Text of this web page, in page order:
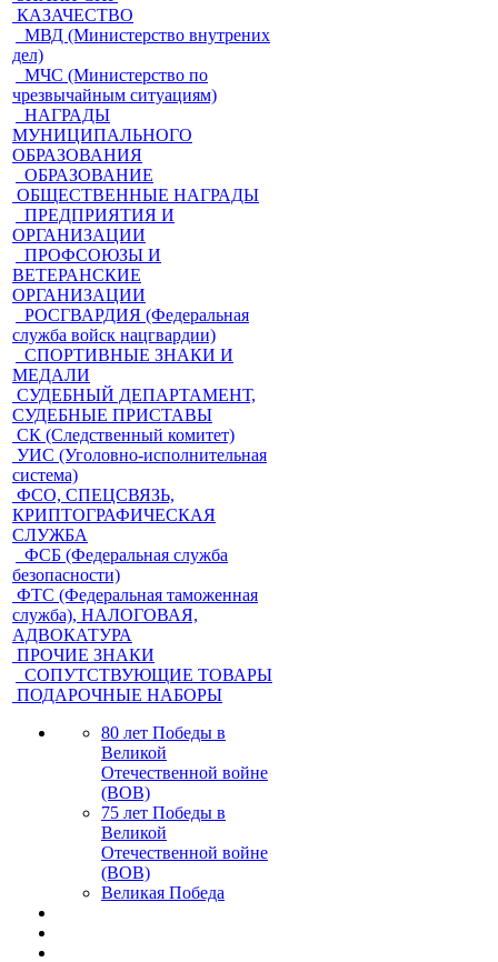
КАЗАЧЕСТВО
МВД (Министерство внутрених
дел)
МЧС (Министерство по
чрезвычайным ситуациям)
НАГРАДЫ
МУНИЦИПАЛЬНОГО
ОБРАЗОВАНИЯ
ОБРАЗОВАНИЕ
ОБЩЕСТВЕННЫЕ НАГРАДЫ
ПРЕДПРИЯТИЯ И
ОРГАНИЗАЦИИ
ПРОФСОЮЗЫ И
ВЕТЕРАНСКИЕ
ОРГАНИЗАЦИИ
РОСГВАРДИЯ (Федеральная
служба войск нацгвардии)
СПОРТИВНЫЕ ЗНАКИ И
МЕДАЛИ
СУДЕБНЫЙ ДЕПАРТАМЕНТ,
СУДЕБНЫЕ ПРИСТАВЫ
СК (Следственный комитет)
УИС (Уголовно-исполнительная
система)
ФСО, СПЕЦСВЯЗЬ,
КРИПТОГРАФИЧЕСКАЯ
СЛУЖБА
ФСБ (Федеральная служба
безопасности)
ФТС (Федеральная таможенная
служба), НАЛОГОВАЯ,
АДВОКАТУРА
ПРОЧИЕ ЗНАКИ
СОПУТСТВУЮЩИЕ ТОВАРЫ
ПОДАРОЧНЫЕ НАБОРЫ
80 лет Победы в
Великой
Отечественной войне
(ВОВ)
75 лет Победы в
Великой
Отечественной войне
(ВОВ)
Великая Победа